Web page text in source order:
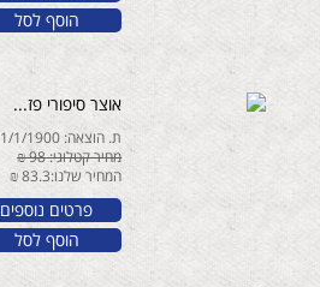
הוסף לסל
אוצר סיפורי פז...
ת. הוצאה: 1/1/1900
מחיר קטלוגי: 98 ₪
המחיר שלנו:83.3 ₪
פרטים נוספים
הוסף לסל